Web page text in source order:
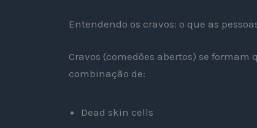
Entendendo os cravos: o que as
Cravos (comedões abertos) se
combinação de:
Dead skin cells